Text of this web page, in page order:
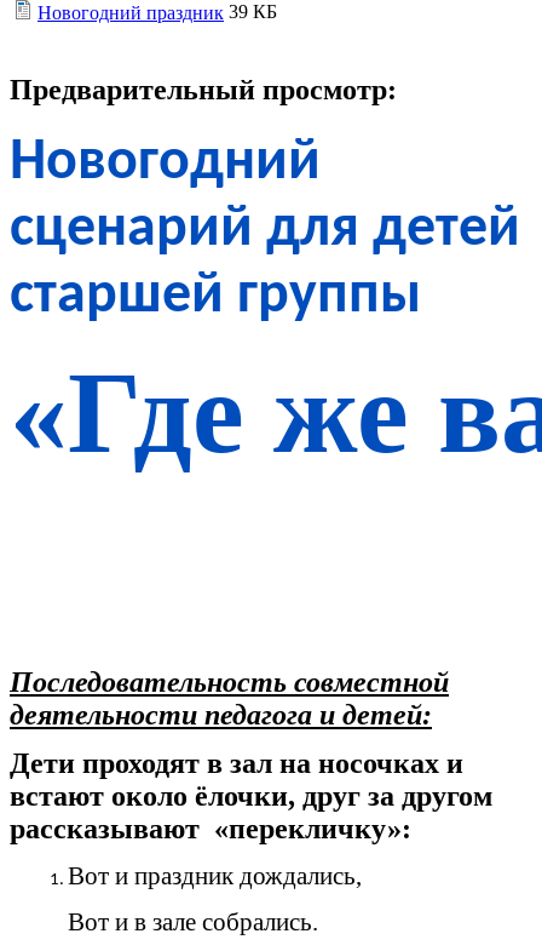
Новогодний праздник 39 КБ
Предварительный просмотр:
Новогодний
сценарий для детей
старшей группы
«Где же
Последовательность совместной
деятельности педагога и детей:
Дети проходят в зал на носочках и
встают около ёлочки, друг за другом
рассказывают «перекличку»:
Вот и праздник дождались,
Вот и в зале собрались.